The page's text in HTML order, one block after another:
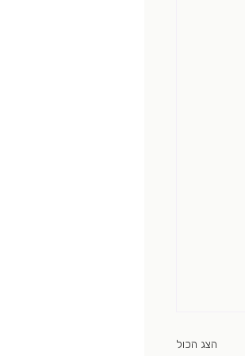
הצג הכול